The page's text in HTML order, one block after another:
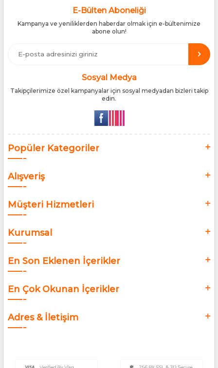
siteleri arasında yer almaktadır. Türkiye’de Cantu, Wilkinson
distribütörlüğünü yürütüyor, bu markaların tüm ürünlerini ithal
etmektedir. Tüm ithalat süreçlerimizde orijinallik belgeleri ve
üretici iş birlikleriyle çalışarak, ürünlerin en güvenilir şekilde
Türkiye pazarına ulaşmasını sağlıyoruz. Amacımız, dünya
genelinde milyonlarca kullanıcıya hitap eden bu markaları,
Türk tüketicilerle doğrudan, güvenli ve orijinal bir şekilde
E-Bülten Aboneliği
Kampanya ve yeniliklerden haberdar olmak için e-bültenimize
abone olun!
Sosyal Medya
Takipçilerimize özel kampanyalar için sosyal medyadan bizleri takip
edin.
Popüler Kategoriler
Alışveriş
Müşteri Hizmetleri
Kurumsal
En Son Eklenen İçerikler
En Çok Okunan İçerikler
Adres & İletişim